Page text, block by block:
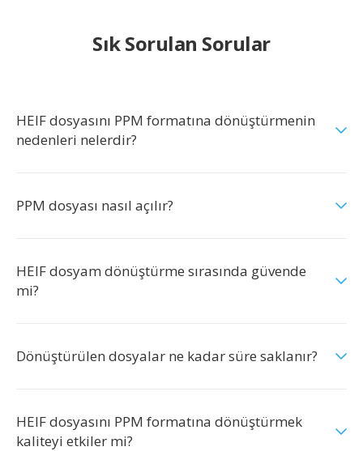
Sık Sorulan Sorular
HEIF dosyasını PPM formatına dönüştürmenin
nedenleri nelerdir?
PPM dosyası nasıl açılır?
HEIF dosyam dönüştürme sırasında güvende
mi?
Dönüştürülen dosyalar ne kadar süre saklanır?
HEIF dosyasını PPM formatına dönüştürmek
kaliteyi etkiler mi?